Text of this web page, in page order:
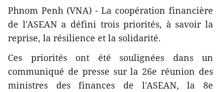
Phnom Penh (VNA) - La coopération financière
de l'ASEAN a défini trois priorités, à savoir la
reprise, la résilience et la solidarité.
Ces priorités ont été soulignées dans un
communiqué de presse sur la 26e réunion des
ministres des finances de l'ASEAN, la 8e